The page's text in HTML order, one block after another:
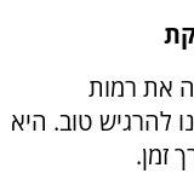
את רמות
להרגיש טוב. היא
זמן.